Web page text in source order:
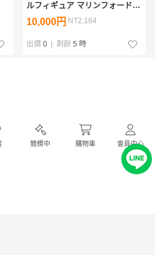
競標中 購物車 會員中心
ルフィギュア マリンフォード2
センゴク
10,000円 NT2,164
出價 0 剩餘 5 時
出價 5 時
ジャンプ50周年 ワールドコレク
タブルフィギュア1 ボボボー
ボ・ボーボボ(J STARS ワール